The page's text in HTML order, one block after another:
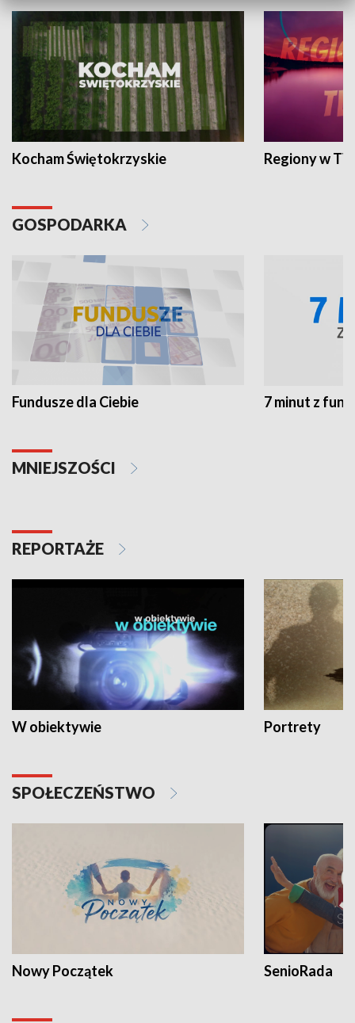
Kocham Świętokrzyskie Regiony w
GOSPODARKA
Fundusze dla Ciebie 7 minut z
MNIEJSZOŚCI
REPORTAŻE
W obiektywie Portrety
SPOŁECZEŃSTWO
Nowy Początek SenioRada